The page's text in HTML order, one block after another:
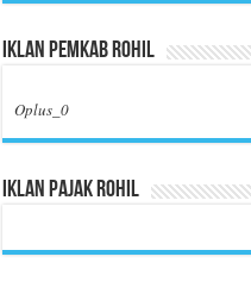
Iklan Pemkab Rohil
Oplus_0
Iklan Pajak Rohil